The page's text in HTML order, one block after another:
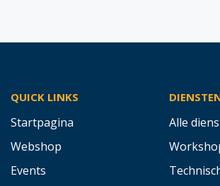
QUICK LINKS
Startpagina
Webshop
Events
Alle